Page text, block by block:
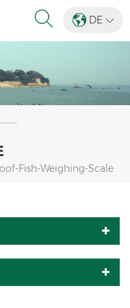
DE
Fish-Weighing-Scale